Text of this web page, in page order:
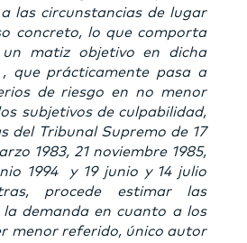
las circunstancias de lugar
concreto, lo que comporta
matiz objetivo en dicha
, que prácticamente pasa a
de riesgo en no menor
subjetivos de culpabilidad,
del Tribunal Supremo de 17
1983, 21 noviembre 1985,
1994 y 19 junio y 14 julio
procede estimar las
la demanda en cuanto a los
menor referido, único autor